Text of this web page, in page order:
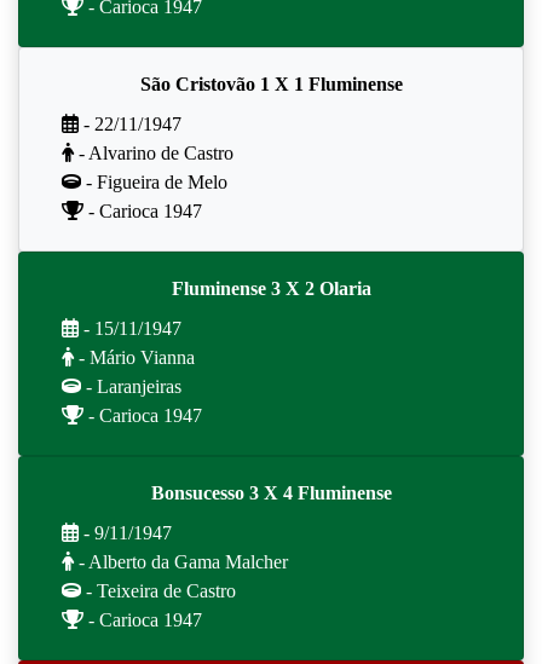
- Carioca 1947
São Cristovão 1 X 1 Fluminense
- 22/11/1947
- Alvarino de Castro
- Figueira de Melo
- Carioca 1947
Fluminense 3 X 2 Olaria
- 15/11/1947
- Mário Vianna
- Laranjeiras
- Carioca 1947
Bonsucesso 3 X 4 Fluminense
- 9/11/1947
- Alberto da Gama Malcher
- Teixeira de Castro
- Carioca 1947